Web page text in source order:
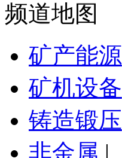
频道地图
矿产能源
矿机设备
铸造锻压
非金属 |